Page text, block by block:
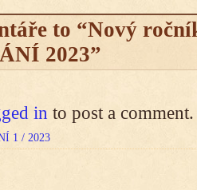
to “Nový
2023”
in to post a comment.
1 / 2023